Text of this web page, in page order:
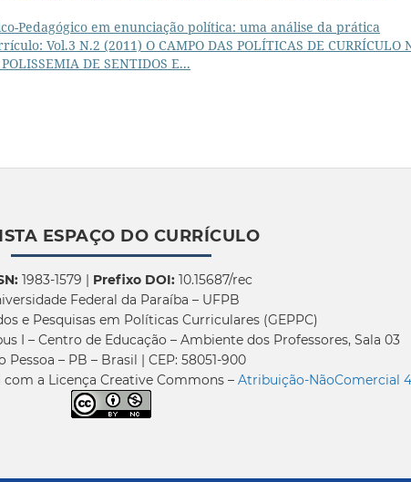
Pedagógico em enunciação política: uma análise da prática
Vol.3 N.2 (2011) O CAMPO DAS POLÍTICAS DE CURRÍCULO
DE SENTIDOS E...
ESPAÇO DO CURRÍCULO
1983-1579 | Prefixo DOI:10.15687/rec
Federal da Paraíba – UFPB
e Pesquisas em Políticas Curriculares (GEPPC)
I – Centro de Educação – Ambiente dos Professores, Sala 03
Pessoa – PB – Brasil | CEP: 58051-900
com a Licença Creative Commons – Atribuição-NãoComercial